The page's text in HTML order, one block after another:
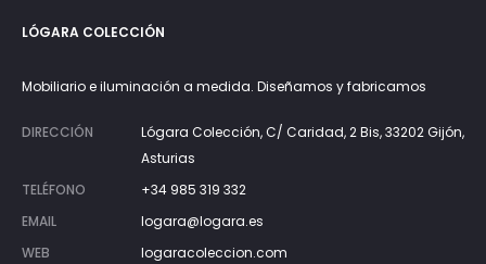
LÓGARA COLECCIÓN
Mobiliario e iluminación a medida. Diseñamos y fabricamos
DIRECCIÓN
Lógara Colección, C/ Caridad, 2 Bis, 33202 Gijón,
Asturias
TELÉFONO
+34 985 319 332
EMAIL
logara@logara.es
WEB
logaracoleccion.com